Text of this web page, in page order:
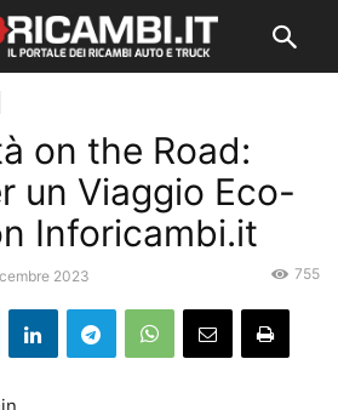
on the Road:
un Viaggio Eco-
Inforicambi.it
2023 755